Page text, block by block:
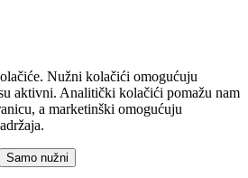
Nužni kolačići omogućuju
aktivni. Analitički kolačići pomažu nam
a marketinški omogućuju
Samo nužni